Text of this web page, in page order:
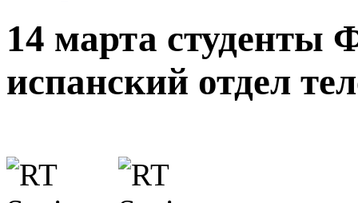
14 марта
испанский отдел